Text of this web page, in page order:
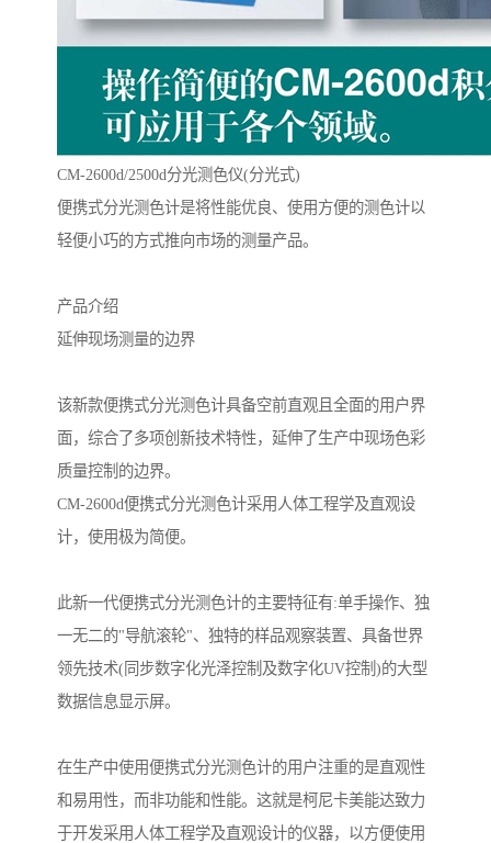
CM-2600d/2500d分光测色仪(分光式)
便携式分光测色计是将性能优良、使用方便的测色计以
轻便小巧的方式推向市场的测量产品。
产品介绍
延伸现场测量的边界
该新款便携式分光测色计具备空前直观且全面的用户界
面，综合了多项创新技术特性，延伸了生产中现场色彩
质量控制的边界。
CM-2600d便携式分光测色计采用人体工程学及直观设
计，使用极为简便。
此新一代便携式分光测色计的主要特征有:单手操作、独
一无二的"导航滚轮"、独特的样品观察装置、具备世界
领先技术(同步数字化光泽控制及数字化UV控制)的大型
数据信息显示屏。
在生产中使用便携式分光测色计的用户注重的是直观性
和易用性，而非功能和性能。这就是柯尼卡美能达致力
于开发采用人体工程学及直观设计的仪器，以方便使用